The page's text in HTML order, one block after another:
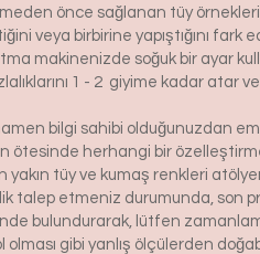
önce sağlanan tüy
veya birbirine yapıştığını
makinenizde soğuk bir ayar
1 - 2 giyime kadar atar
bilgi sahibi olduğunuzdan
ötesinde herhangi bir
tüy ve kumaş renkleri
talep etmeniz durumunda, son
bulundurarak, lütfen
gibi yanlış ölçülerden